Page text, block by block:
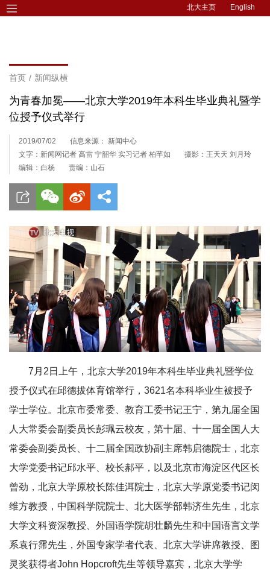
北大主页 English
首页 / 新闻纵横
为青春加冕——北京大学2019年本科生毕业典礼暨学
位授予仪式举行
2019/07/02
信息来源： 新闻中心
文字：新闻网记者 高雷 宁韶华 实习记者 柏芊如
摄影：王天天 刘月玲
编辑：白杨
责编：山石
7月2日上午，北京大学2019年本科生毕业典礼暨学位
授予仪式在邱德拔体育馆举行，3621名本科毕业生被授予
学士学位。北京市委常委、教育工委书记王宁，第九届全国
人大常委会副委员长彭珮云校友，第十届、十一届全国人大
常委会副委员长、十二届全国政协副主席韩启德院士，北京
大学党委书记邱水平、校长郝平，以及北京市海淀区代区长
曾劲，北京大学原校长陈佳洱院士，北京大学原党委书记闵
维方教授，中国科学院院士、北大医学部韩济生先生，北京
大学文科资深教授、外国语学院胡壮麟先生和中国语言文学
系袁行霈先生，外国专家学者代表、北京大学讲席教授、图
灵奖获得者John Hopcroft先生等领导嘉宾，北京大学学